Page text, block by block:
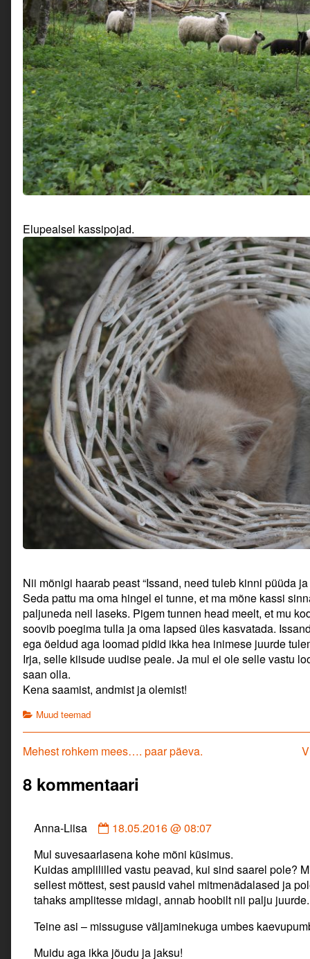
Elupealsel kassipojad.
Nii mõnigi haarab peast “Issand, need tuleb kinni püüda
Seda pattu ma oma hingel ei tunne, et ma mõne kassi
paljuneda neil laseks. Pigem tunnen head meelt, et mu
soovib poegima tulla ja oma lapsed üles kasvatada.
ega öeldud aga loomad pidid ikka hea inimese juurde
Irja, selle kiisude uudise peale. Ja mul ei ole selle vastu
saan olla.
Kena saamist, andmist ja olemist!
Categories
Muud teemad
Navigeerimine
Previous
Mehest rohkem mees…. paar päeva.
8 kommentaari
Anna-Liisa
Comment
Anna-
Liisa
published
on
18.05.2016 @ 08:07
Mul suvesaarlasena kohe mõni küsimus.
Kuidas amplililled vastu peavad, kui sind saarel pole?
sellest mõttest, sest pausid vahel mitmenädalased ja
tahaks amplitesse midagi, annab hoobilt nii palju juurde.
Teine asi – missuguse väljaminekuga umbes
Muidu aga ikka jõudu ja jaksu!